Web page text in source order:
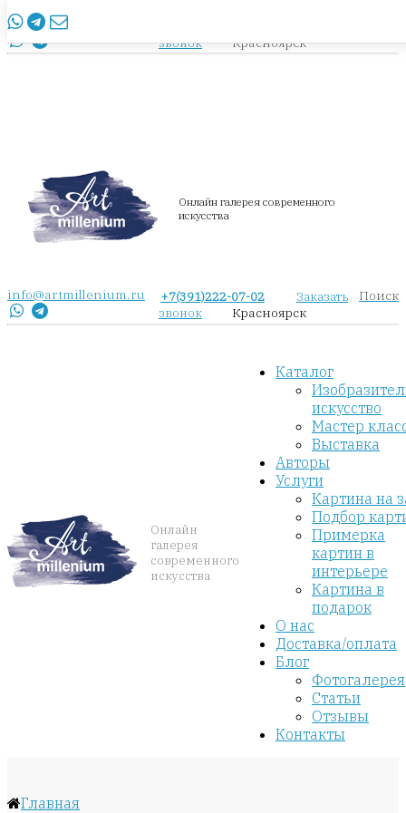
info@artmillenium.ru
звонок
Красноярск
Онлайн галерея современного
искусства
info@artmillenium.ru +7(391)222-07-02
Заказать
звонок
Красноярск
Поиск
Онлайн
галерея
современного
искусства
Каталог
искусство
Мастер
Выставка
Авторы
Услуги
Картина на
Подбор
Примерка
картин в
интерьере
Картина в
подарок
О нас
Доставка/оплата
Блог
Фотогалерея
Статьи
Отзывы
Контакты
Главная